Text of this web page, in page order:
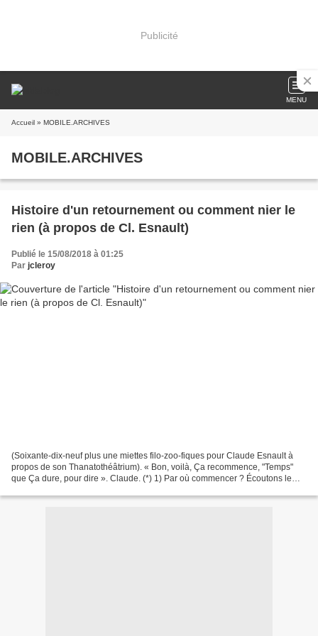
Publicité
MENU
Accueil » MOBILE.ARCHIVES
MOBILE.ARCHIVES
Histoire d'un retournement ou comment nier le
rien (à propos de Cl. Esnault)
Publié le 15/08/2018 à 01:25
Par jcleroy
(Soixante-dix-neuf plus une miettes filo-zoo-fiques pour Claude Esnault à
propos de son Thanatothéâtrium). « Bon, voilà, Ça recommence, "Temps"
que Ça dure, pour dire ». Claude. (*) 1) Par où commencer ? Écoutons le